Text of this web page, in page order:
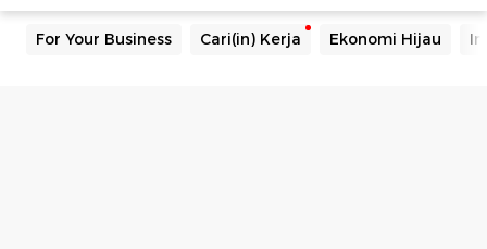
For Your Business Cari(in) Kerja Ekonomi Hijau